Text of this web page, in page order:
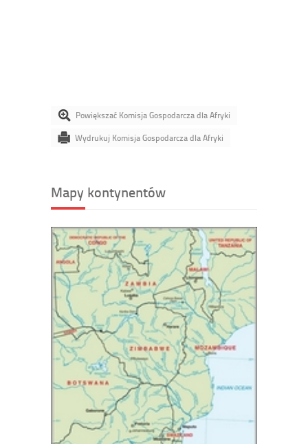
Powiększać Komisja Gospodarcza dla Afryki
Wydrukuj Komisja Gospodarcza dla Afryki
Mapy kontynentów